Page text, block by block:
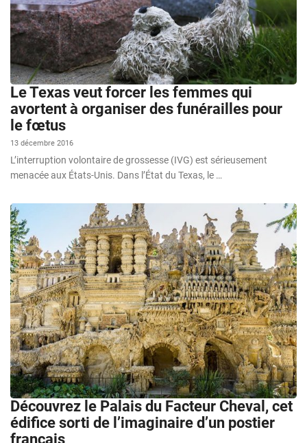
Le Texas veut forcer les femmes qui
avortent à organiser des funérailles pour
le fœtus
13 décembre 2016
L’interruption volontaire de grossesse (IVG) est sérieusement
menacée aux États-Unis. Dans l’État du Texas, le …
Découvrez le Palais du Facteur Cheval, cet
édifice sorti de l’imaginaire d’un postier
français